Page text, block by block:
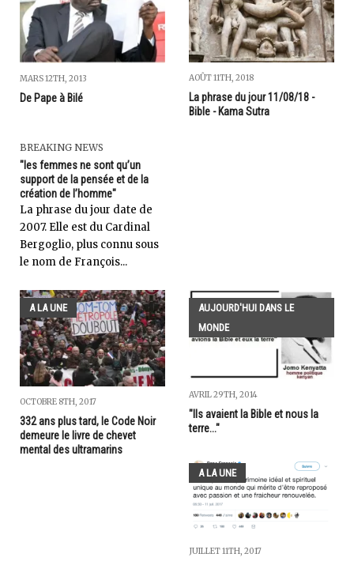
MARS 12TH, 2013
De Pape à Bilé
AOÛT 11TH, 2018
La phrase du jour 11/08/18 -
Bible - Kama Sutra
BREAKING NEWS
"les femmes ne sont qu’un
support de la pensée et de la
création de l’homme"
La phrase du jour date de
2007. Elle est du Cardinal
Bergoglio, plus connu sous
le nom de François...
A LA UNE
OCTOBRE 8TH, 2017
332 ans plus tard, le Code Noir
demeure le livre de chevet
mental des ultramarins
AUJOURD'HUI DANS LE
MONDE
AVRIL 29TH, 2014
"Ils avaient la Bible et nous la
terre..."
A LA UNE
JUILLET 11TH, 2017